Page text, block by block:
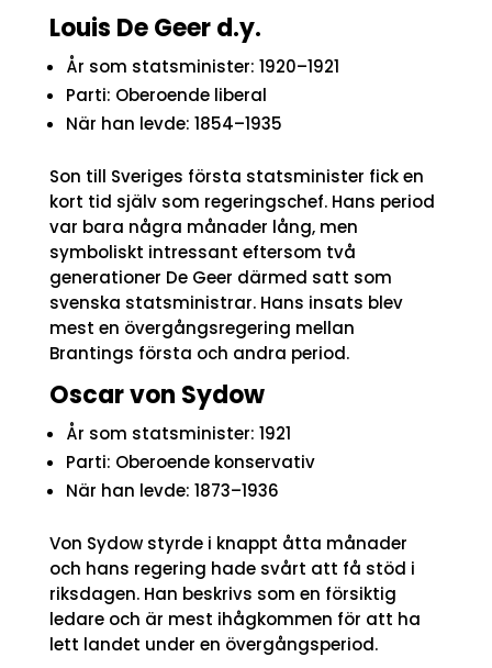
Louis De Geer d.y.
År som statsminister: 1920–1921
Parti: Oberoende liberal
När han levde: 1854–1935
Son till Sveriges första statsminister fick en
kort tid själv som regeringschef. Hans period
var bara några månader lång, men
symboliskt intressant eftersom två
generationer De Geer därmed satt som
svenska statsministrar. Hans insats blev
mest en övergångsregering mellan
Brantings första och andra period.
Oscar von Sydow
År som statsminister: 1921
Parti: Oberoende konservativ
När han levde: 1873–1936
Von Sydow styrde i knappt åtta månader
och hans regering hade svårt att få stöd i
riksdagen. Han beskrivs som en försiktig
ledare och är mest ihågkommen för att ha
lett landet under en övergångsperiod.